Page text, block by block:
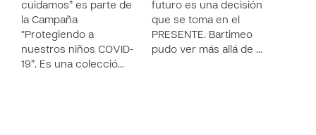
cuidamos” es parte de
la Campaña
“Protegiendo a
nuestros niños COVID-
19”. Es una colecció…
futuro es una decisión
que se toma en el
PRESENTE. Bartimeo
pudo ver más allá de …